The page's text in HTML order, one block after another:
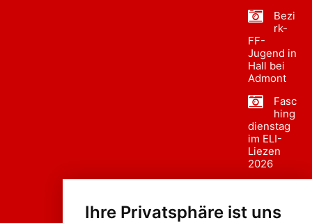
Ihre Privatsphäre ist uns
Bezi
rk-
FF-
Jugend in
Hall bei
Admont
Fasc
hing
dienstag
im ELI-
Liezen
2026
sumzug